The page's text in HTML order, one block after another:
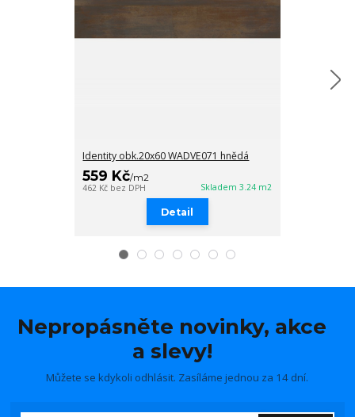
Identity obk.20x60 WADVE071 hnědá
559 Kč/m2
462 Kč bez DPH Skladem 3.24 m2
Detail
Nepropásněte novinky, akce
a slevy!
Můžete se kdykoli odhlásit. Zasíláme jednou za 14 dní.